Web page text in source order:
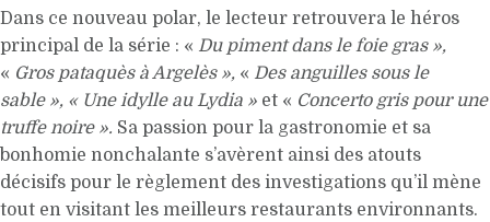
Dans ce nouveau polar, le lecteur retrouvera le héros
principal de la série : « Du piment dans le foie gras »,
« Gros pataquès à Argelès », « Des anguilles sous le
sable », « Une idylle au Lydia » et « Concerto gris pour une
truffe noire ». Sa passion pour la gastronomie et sa
bonhomie nonchalante s’avèrent ainsi des atouts
décisifs pour le règlement des investigations qu’il mène
tout en visitant les meilleurs restaurants environnants.